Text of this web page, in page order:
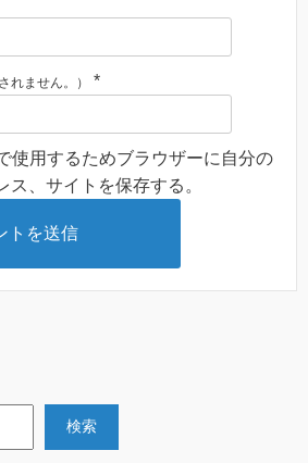
れません。） *
使用するためブラウザーに自分の
ス、サイトを保存する。
検索